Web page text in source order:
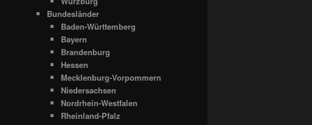
Bundesländer
Baden-Württemberg
Bayern
Brandenburg
Hessen
Mecklenburg-Vorpommern
Niedersachsen
Nordrhein-Westfalen
Rheinland-Pfalz